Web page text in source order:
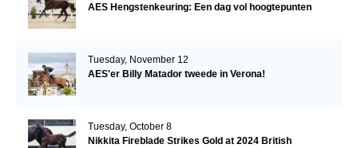
AES Hengstenkeuring: Een dag vol hoogtepunten
Tuesday, November 12
AES'er Billy Matador tweede in Verona!
Tuesday, October 8
Nikkita Fireblade Strikes Gold at 2024 British